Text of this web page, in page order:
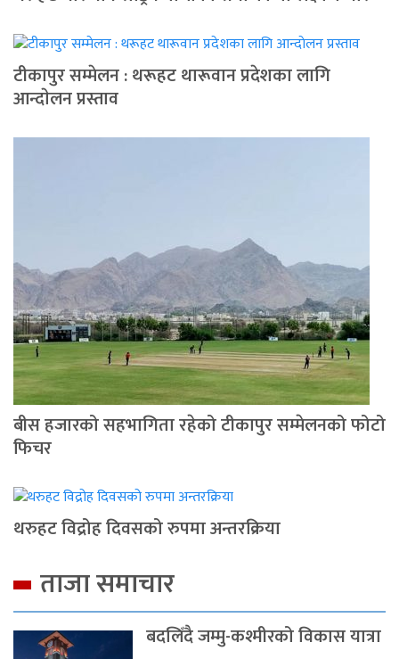
टीकापुर सम्मेलन : थरूहट थारूवान प्रदेशका लागि
आन्दाेलन प्रस्ताव
बीस हजारको सहभागिता रहेको टीकापुर सम्मेलनको फोटो
फिचर
थरुहट विद्रोह दिवसको रुपमा अन्तरक्रिया
ताजा समाचार
बदलिँदै जम्मु-कश्मीरको विकास यात्रा